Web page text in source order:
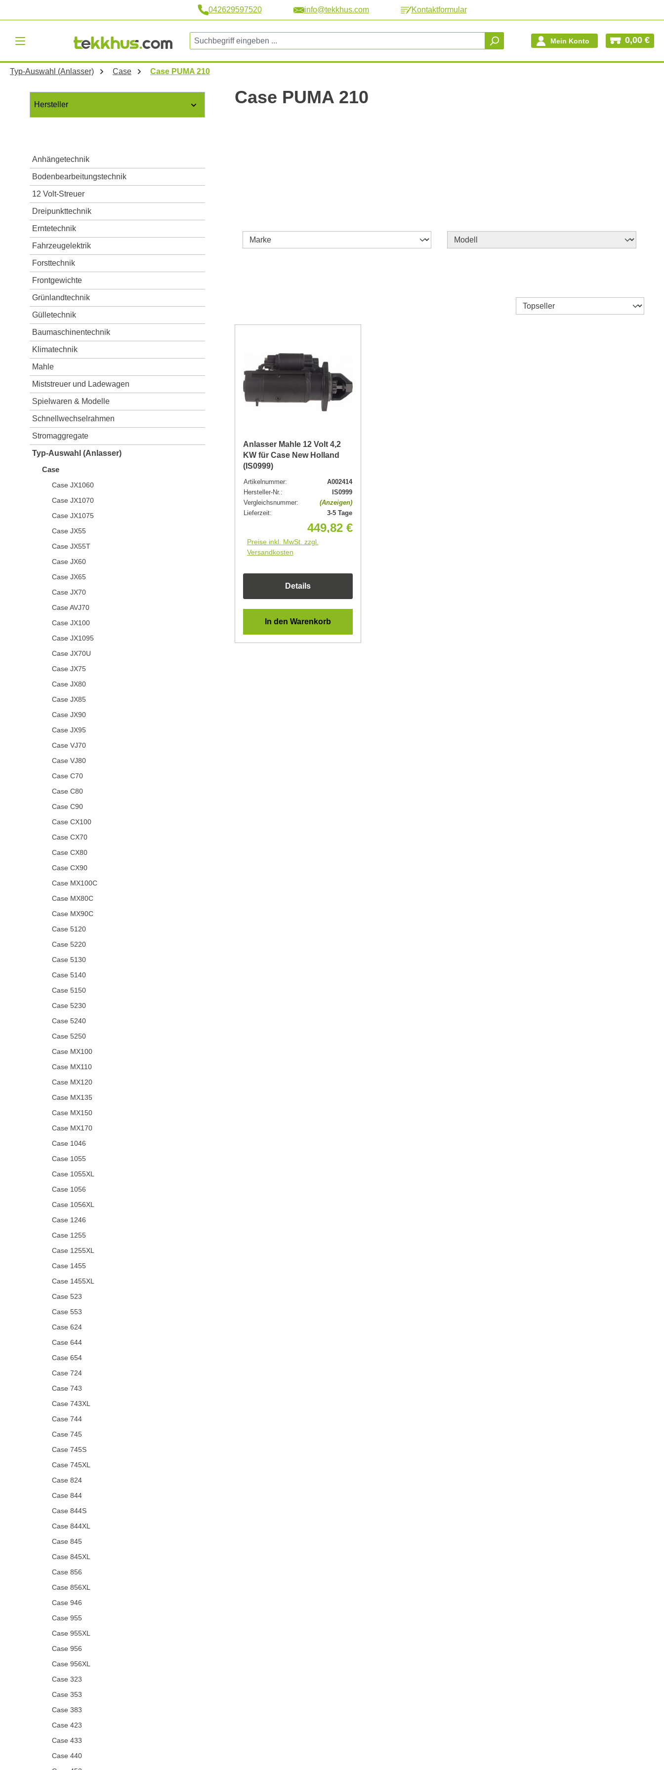
042629597520 info@tekkhus.com Kontaktformular
Mein Konto 0,00 €
Typ-Auswahl (Anlasser) Case Case PUMA 210
Anhängetechnik
Bodenbearbeitungstechnik
12 Volt-Streuer
Dreipunkttechnik
Erntetechnik
Fahrzeugelektrik
Forsttechnik
Frontgewichte
Grünlandtechnik
Gülletechnik
Baumaschinentechnik
Klimatechnik
Mahle
Miststreuer und Ladewagen
Spielwaren & Modelle
Schnellwechselrahmen
Stromaggregate
Typ-Auswahl (Anlasser)
Case
Case JX1060
Case JX1070
Case JX1075
Case JX55
Case JX55T
Case JX60
Case JX65
Case JX70
Case AVJ70
Case JX100
Case JX1095
Case JX70U
Case JX75
Case JX80
Case JX85
Case JX90
Case JX95
Case VJ70
Case VJ80
Case C70
Case C80
Case C90
Case CX100
Case CX70
Case CX80
Case CX90
Case MX100C
Case MX80C
Case MX90C
Case 5120
Case 5220
Case 5130
Case 5140
Case 5150
Case 5230
Case 5240
Case 5250
Case MX100
Case MX110
Case MX120
Case MX135
Case MX150
Case MX170
Case 1046
Case 1055
Case 1055XL
Case 1056
Case 1056XL
Case 1246
Case 1255
Case 1255XL
Case 1455
Case 1455XL
Case 523
Case 553
Case 624
Case 644
Case 654
Case 724
Case 743
Case 743XL
Case 744
Case 745
Case 745S
Case 745XL
Case 824
Case 844
Case 844S
Case 844XL
Case 845
Case 845XL
Case 856
Case 856XL
Case 946
Case 955
Case 955XL
Case 956
Case 956XL
Case 323
Case 353
Case 383
Case 423
Case 433
Case 440
Hersteller Case PUMA 210
Anlasser Mahle 12 Volt 4,2
KW für Case New Holland
(IS0999)
Artikelnummer:
A002414
Hersteller-Nr.:
IS0999
Vergleichsnummer:
(Anzeigen)
Lieferzeit:
3-5 Tage
449,82 €
Preise inkl. MwSt. zzgl.
Versandkosten
Details
In den Warenkorb